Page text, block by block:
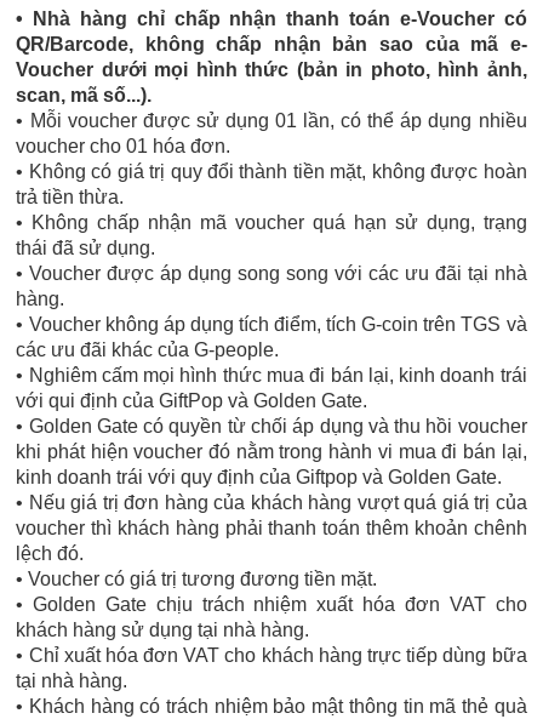
• Nhà hàng chỉ chấp nhận thanh toán e-Voucher có
QR/Barcode, không chấp nhận bản sao của mã e-
Voucher dưới mọi hình thức (bản in photo, hình ảnh,
scan, mã số...).
• Mỗi voucher được sử dụng 01 lần, có thể áp dụng nhiều
voucher cho 01 hóa đơn.
• Không có giá trị quy đổi thành tiền mặt, không được hoàn
trả tiền thừa.
• Không chấp nhận mã voucher quá hạn sử dụng, trạng
thái đã sử dụng.
• Voucher được áp dụng song song với các ưu đãi tại nhà
hàng.
• Voucher không áp dụng tích điểm, tích G-coin trên TGS và
các ưu đãi khác của G-people.
• Nghiêm cấm mọi hình thức mua đi bán lại, kinh doanh trái
với qui định của GiftPop và Golden Gate.
• Golden Gate có quyền từ chối áp dụng và thu hồi voucher
khi phát hiện voucher đó nằm trong hành vi mua đi bán lại,
kinh doanh trái với quy định của Giftpop và Golden Gate.
• Nếu giá trị đơn hàng của khách hàng vượt quá giá trị của
voucher thì khách hàng phải thanh toán thêm khoản chênh
lệch đó.
• Voucher có giá trị tương đương tiền mặt.
• Golden Gate chịu trách nhiệm xuất hóa đơn VAT cho
khách hàng sử dụng tại nhà hàng.
• Chỉ xuất hóa đơn VAT cho khách hàng trực tiếp dùng bữa
tại nhà hàng.
• Khách hàng có trách nhiệm bảo mật thông tin mã thẻ quà